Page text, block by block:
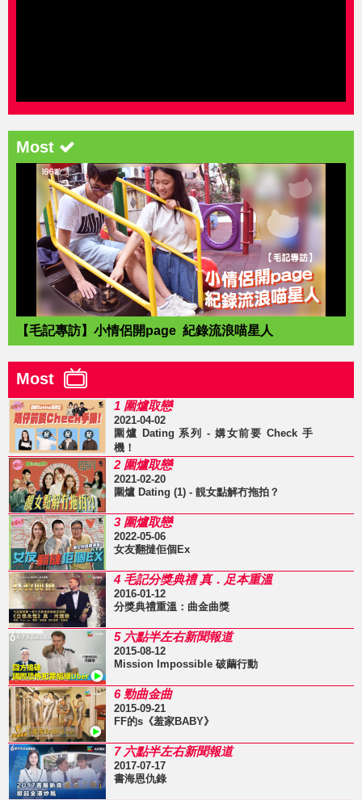
Most
【毛記專訪】小情侶開page 紀錄流浪喵星人
Most
1 圍爐取戀
2021-04-02
圍爐 Dating 系列 - 媾女前要 Check 手
機！
2 圍爐取戀
2021-02-20
圍爐 Dating (1) - 靚女點解冇拖拍？
3 圍爐取戀
2022-05-06
女友翻撻佢個Ex
4 毛記分獎典禮 真．足本重溫
2016-01-12
分獎典禮重溫：曲金曲獎
5 六點半左右新聞報道
2015-08-12
Mission Impossible 破繭行動
6 勁曲金曲
2015-09-21
FF的s《羞家BABY》
7 六點半左右新聞報道
2017-07-17
書海恩仇錄